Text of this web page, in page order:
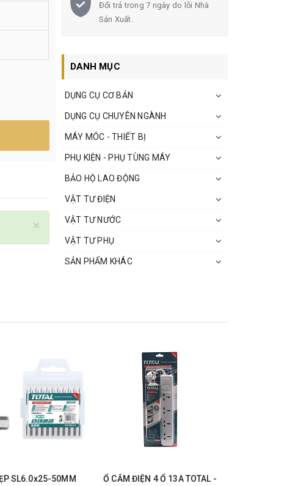
×
Đổi trả trong 7 ngày do lỗi Nhà
Sản Xuất.
DANH MỤC
DỤNG CỤ CƠ BẢN
DỤNG CỤ CHUYÊN NGÀNH
MÁY MÓC - THIẾT BỊ
PHỤ KIỆN - PHỤ TÙNG MÁY
BẢO HỘ LAO ĐỘNG
VẬT TƯ ĐIỆN
VẬT TƯ NƯỚC
VẬT TƯ PHỤ
SẢN PHẨM KHÁC
SL6.0x25-50MM
Ổ CẮM ĐIỆN 4 Ổ 13A TOTAL -